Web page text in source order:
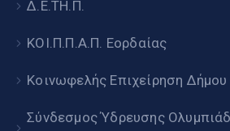
Δ.Ε.ΤΗ.Π.
ΚΟΙ.Π.Π.Α.Π. Εορδαίας
Κοινωφελής Επιχείρηση
Σύνδεσμος Ύδρευσης